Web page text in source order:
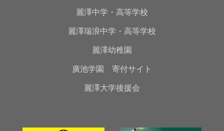
麗澤中学・高等学校
麗澤瑞浪中学・高等学校
麗澤幼稚園
廣池学園 寄付サイト
麗澤大学後援会